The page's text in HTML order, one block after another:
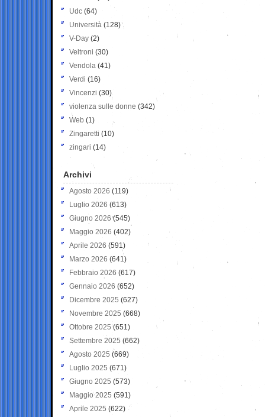
Udc (64)
Università (128)
V-Day (2)
Veltroni (30)
Vendola (41)
Verdi (16)
Vincenzi (30)
violenza sulle donne (342)
Web (1)
Zingaretti (10)
zingari (14)
Archivi
Agosto 2026 (119)
Luglio 2026 (613)
Giugno 2026 (545)
Maggio 2026 (402)
Aprile 2026 (591)
Marzo 2026 (641)
Febbraio 2026 (617)
Gennaio 2026 (652)
Dicembre 2025 (627)
Novembre 2025 (668)
Ottobre 2025 (651)
Settembre 2025 (662)
Agosto 2025 (669)
Luglio 2025 (671)
Giugno 2025 (573)
Maggio 2025 (591)
Aprile 2025 (622)